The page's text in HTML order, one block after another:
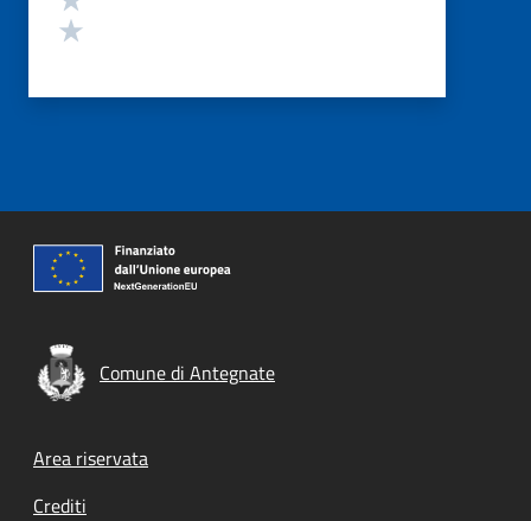
Comune di Antegnate
Footer menu
Area riservata
Crediti